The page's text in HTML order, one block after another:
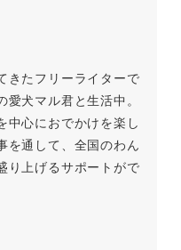
きたフリーライターで
犬マル君と生活中。
中心におでかけを楽し
を通して、全国のわん
り上げるサポートがで